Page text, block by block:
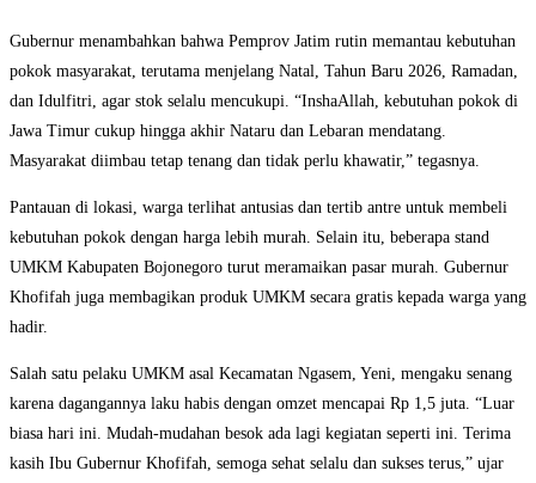
Gubernur menambahkan bahwa Pemprov Jatim rutin memantau kebutuhan
pokok masyarakat, terutama menjelang Natal, Tahun Baru 2026, Ramadan,
dan Idulfitri, agar stok selalu mencukupi. “InshaAllah, kebutuhan pokok di
Jawa Timur cukup hingga akhir Nataru dan Lebaran mendatang.
Masyarakat diimbau tetap tenang dan tidak perlu khawatir,” tegasnya.
Pantauan di lokasi, warga terlihat antusias dan tertib antre untuk membeli
kebutuhan pokok dengan harga lebih murah. Selain itu, beberapa stand
UMKM Kabupaten Bojonegoro turut meramaikan pasar murah. Gubernur
Khofifah juga membagikan produk UMKM secara gratis kepada warga yang
hadir.
Salah satu pelaku UMKM asal Kecamatan Ngasem, Yeni, mengaku senang
karena dagangannya laku habis dengan omzet mencapai Rp 1,5 juta. “Luar
biasa hari ini. Mudah-mudahan besok ada lagi kegiatan seperti ini. Terima
kasih Ibu Gubernur Khofifah, semoga sehat selalu dan sukses terus,” ujar